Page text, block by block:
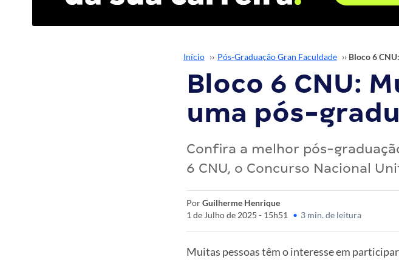
Início ›› Pós-Graduação Gran Faculdade ››
Bloco 6 CNU:
uma pós-
Confira a melhor pós-
6 CNU, o Concurso Nacional
PorGuilherme Henrique
1 de Julho de 2025 - 15h51
• 3 min. de leitura
Muitas pessoas têm o interesse em